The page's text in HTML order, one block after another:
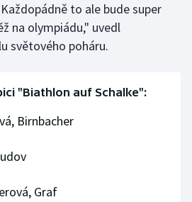
to ale bude super
na olympiádu," uvedl
světového poháru.
"Biathlon auf Schalke":
Birnbacher
Graf